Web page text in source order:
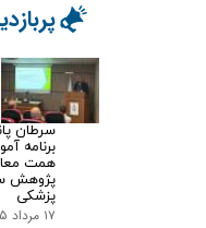
سرطان
برنامه
همت
پژوهش
پزشکی
۱۷ مرداد ۰۵